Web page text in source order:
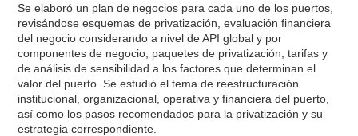
Se elaboró un plan de negocios para cada uno de los puertos,
revisándose esquemas de privatización, evaluación financiera
del negocio considerando a nivel de API global y por
componentes de negocio, paquetes de privatización, tarifas y
de análisis de sensibilidad a los factores que determinan el
valor del puerto. Se estudió el tema de reestructuración
institucional, organizacional, operativa y financiera del puerto,
así como los pasos recomendados para la privatización y su
estrategia correspondiente.